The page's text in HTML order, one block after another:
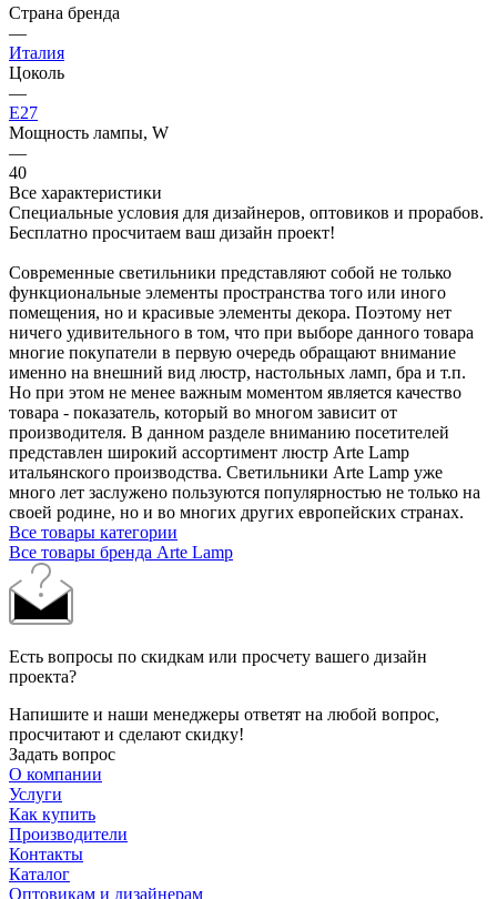
Страна бренда
—
Италия
Цоколь
—
E27
Мощность лампы, W
—
40
Все характеристики
Специальные условия для дизайнеров, оптовиков и прорабов.
Бесплатно просчитаем ваш дизайн проект!
Современные светильники представляют собой не только
функциональные элементы пространства того или иного
помещения, но и красивые элементы декора. Поэтому нет
ничего удивительного в том, что при выборе данного товара
многие покупатели в первую очередь обращают внимание
именно на внешний вид люстр, настольных ламп, бра и т.п.
Но при этом не менее важным моментом является качество
товара - показатель, который во многом зависит от
производителя. В данном разделе вниманию посетителей
представлен широкий ассортимент люстр Arte Lamp
итальянского производства. Светильники Arte Lamp уже
много лет заслужено пользуются популярностью не только на
своей родине, но и во многих других европейских странах.
Все товары категории
Все товары бренда Arte Lamp
Есть вопросы по скидкам или просчету вашего дизайн
проекта?
Напишите и наши менеджеры ответят на любой вопрос,
просчитают и сделают скидку!
Задать вопрос
О компании
Услуги
Как купить
Производители
Контакты
Каталог
Оптовикам и дизайнерам